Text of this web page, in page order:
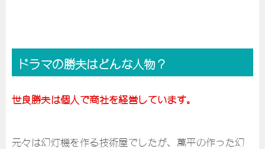
ドラマの勝夫はどんな人物？
世良勝夫は個人で商社を経営しています。
元々は幻灯機を作る技術屋でしたが、萬平の作った幻